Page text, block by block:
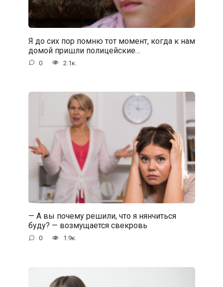
Я до сих пор помню тот момент, когда к нам
домой пришли полицейские…
0 2.1к.
— А вы почему решили, что я нянчиться
буду? — возмущается свекровь
0 1.9к.